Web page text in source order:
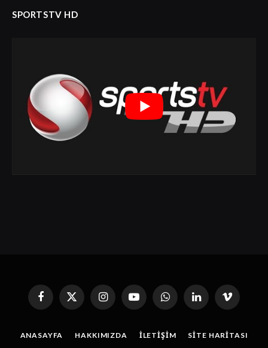
SPORTSTV HD
Facebook
X
(Twitter)
InstagramYouTubeWhatsAppLinkedin'de
Paylaş
Vimeo
ANASAYFA HAKKIMIZDA İLETIŞIM SITE HARITASI